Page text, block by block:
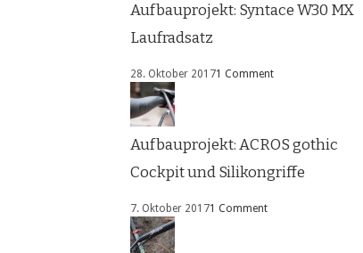
Aufbauprojekt: Syntace W30 MX
Laufradsatz
28. Oktober 20171 Comment
Aufbauprojekt: ACROS gothic
Cockpit und Silikongriffe
7. Oktober 20171 Comment